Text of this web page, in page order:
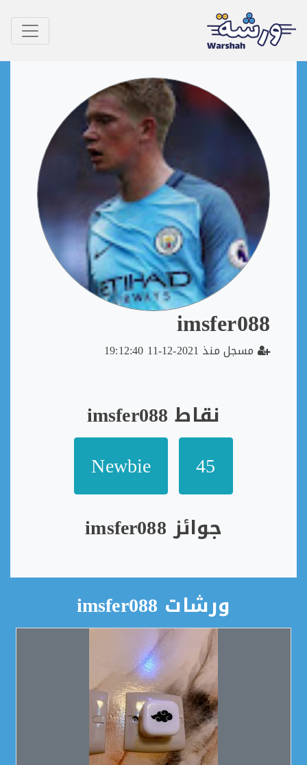
imsfer088
مسجل منذ 2021-12-11 19:12:40
نقاط imsfer088
Newbie
جوائز imsfer088
ورشات imsfer088